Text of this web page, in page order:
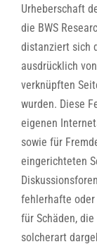
Urheberschaft
die BWS
distanziert sich
ausdrücklich
verknüpften
wurden. Diese
eigenen
sowie für
eingerichteten
fehlerhafte
für Schäden,
solcherart